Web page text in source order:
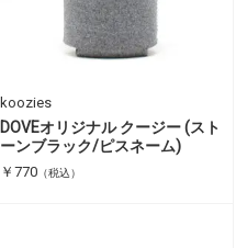
koozies
DOVEオリジナル クージー (スト
ーンブラック/ピスネーム)
￥770 （税込）